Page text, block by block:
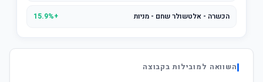
הכשרה - אלטשולר שחם - מניות +15.9%
השוואה למובילות בקבוצה